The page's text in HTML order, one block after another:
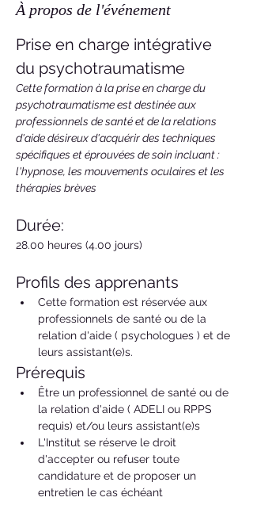
À propos de l'événement
Prise en charge intégrative
du psychotraumatisme
Cette formation à la prise en charge du
psychotraumatisme est destinée aux
professionnels de santé et de la relations
d'aide désireux d'acquérir des techniques
spécifiques et éprouvées de soin incluant :
l'hypnose, les mouvements oculaires et les
thérapies brèves
Durée:
28.00 heures (4.00 jours)
Profils des apprenants
Cette formation est réservée aux
professionnels de santé ou de la
relation d'aide ( psychologues ) et de
leurs assistant(e)s.
Prérequis
Être un professionnel de santé ou de
la relation d'aide ( ADELI ou RPPS
requis) et/ou leurs assistant(e)s
L'Institut se réserve le droit
d'accepter ou refuser toute
candidature et de proposer un
entretien le cas échéant